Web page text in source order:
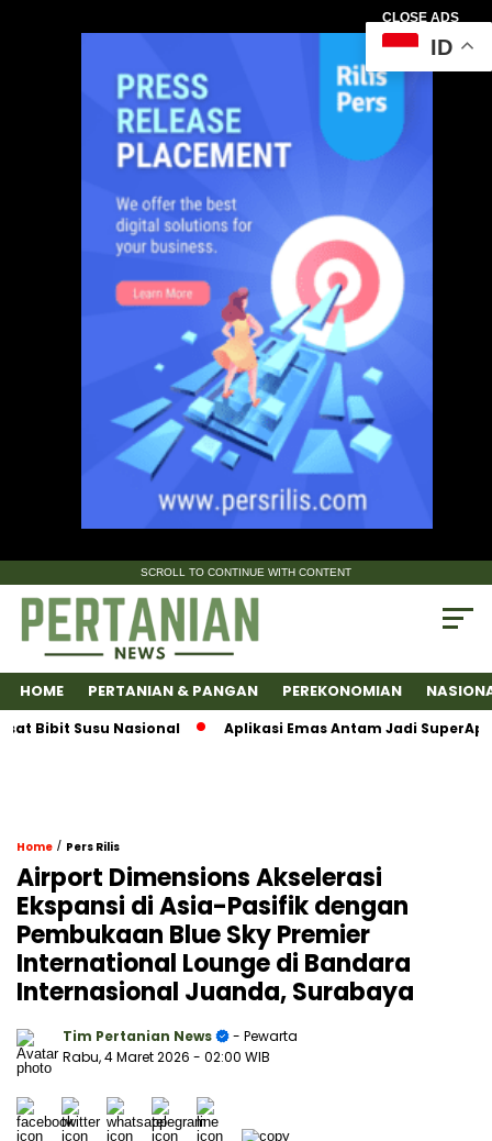
CLOSE ADS
SCROLL TO CONTINUE WITH CONTENT
HOME PERTANIAN & PANGAN PEREKONOMIAN
Bibit Susu Nasional Aplikasi Emas Antam Jadi
Home / Pers Rilis
Airport Dimensions Akselerasi
Ekspansi di Asia-Pasifik dengan
Pembukaan Blue Sky Premier
International Lounge di Bandara
Internasional Juanda, Surabaya
Tim Pertanian News
- Pewarta
Rabu, 4 Maret 2026 - 02:00 WIB
ID